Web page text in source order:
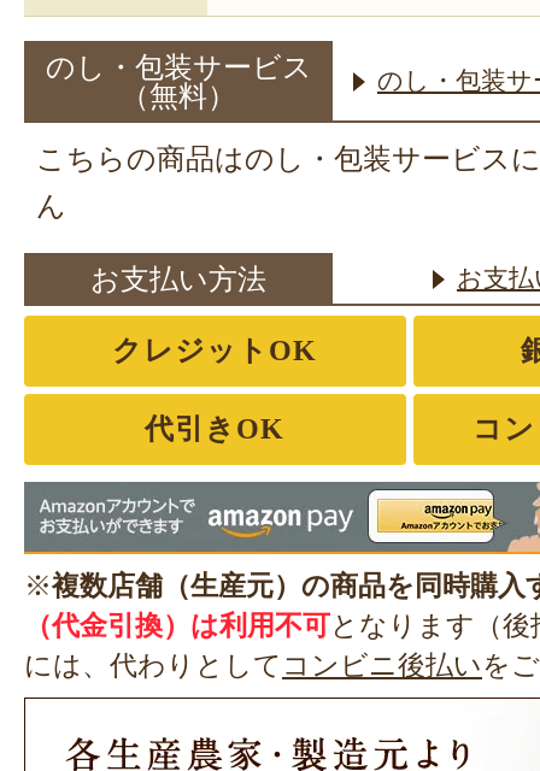
のし・包装サービス
（無料）
のし・包装
こちらの商品はのし・包装サービス
ん
お支払い方法 お支
クレジットOK
代引きOK コ
※複数店舗（生産元）の商品を同時購入
（代金引換）は利用不可 となります（
には、代わりとして コンビニ後払いを